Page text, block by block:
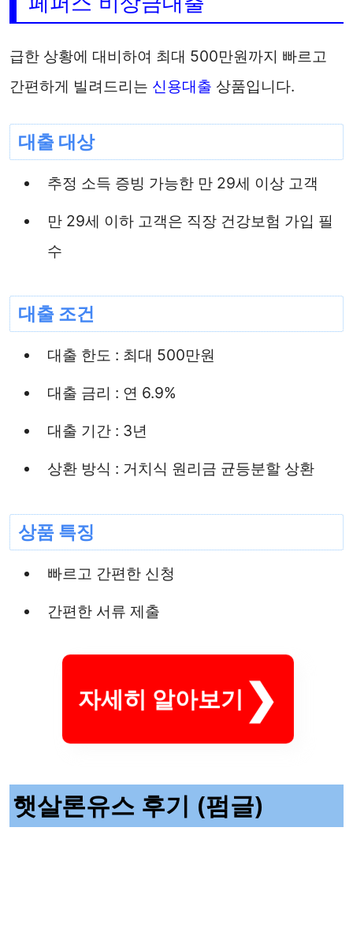
급한 상황에 대비하여 최대 500만원까지 빠르고
간편하게 빌려드리는 신용대출 상품입니다.
대출 대상
추정 소득 증빙 가능한 만 29세 이상 고객
만 29세 이하 고객은 직장 건강보험 가입 필
수
대출 조건
대출 한도 : 최대 500만원
대출 금리 : 연 6.9%
대출 기간 : 3년
상환 방식 : 거치식 원리금 균등분할 상환
상품 특징
빠르고 간편한 신청
간편한 서류 제출
자세히 알아보기
햇살론유스 후기 (펌글)